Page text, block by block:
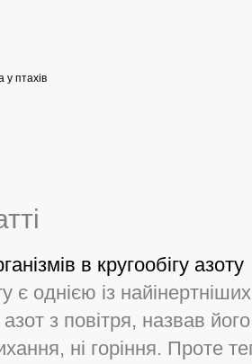
у птахів
в кругообігу азоту
є однією із
з повітря, назвав
ні горіння. Проте